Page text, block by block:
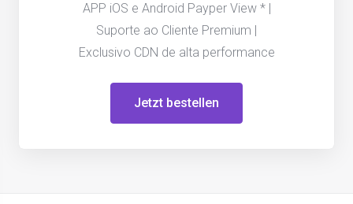
APP iOS e Android Payper View * |
Suporte ao Cliente Premium |
Exclusivo CDN de alta performance
Jetzt bestellen